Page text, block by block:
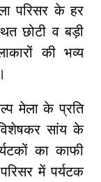
परिसर के हर
छोटी व बड़ी
की भव्य
मेला के प्रति
सांय के
का काफी
में पर्यटक